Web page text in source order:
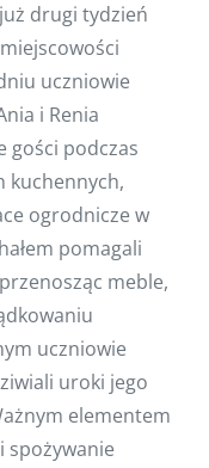
drugi tydzień
uczniowie
i Renia
gości podczas
kuchennych,
ogrodnicze w
pomagali
meble,
uczniowie
uroki jego
elementem
spożywanie